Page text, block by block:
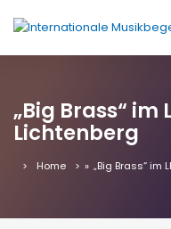
„Big Brass“ im
Lichtenberg
Home » „Big Brass“ im